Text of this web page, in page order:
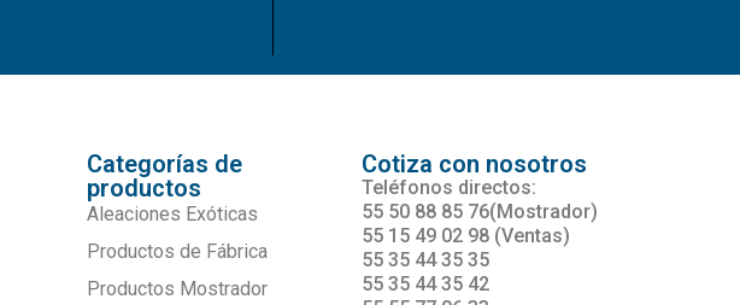
Categorías de
productos
Aleaciones Exóticas
Productos de Fábrica
Productos Mostrador
Cotiza con nosotros
Teléfonos directos:
55 50 88 85 76(Mostrador)
55 15 49 02 98 (Ventas)
55 35 44 35 35
55 35 44 35 42